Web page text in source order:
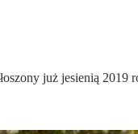
już jesienią